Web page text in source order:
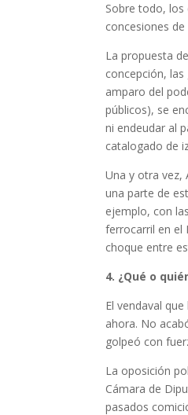
Sobre todo, los
concesiones
La propuesta
concepción,
amparo del
públicos), se
ni endeudar al
catalogado de
Una y otra vez,
una parte de
ejemplo, con
ferrocarril en el
choque entre
4. ¿Qué o
El vendaval
ahora. No
golpeó con
La oposición
Cámara de
pasados